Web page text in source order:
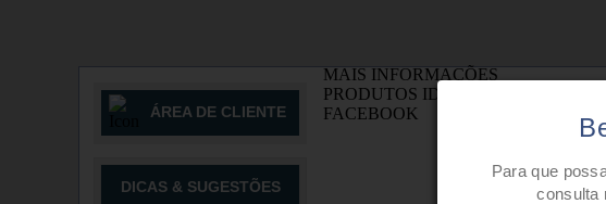
Para que
consulta
ÁREA DE CLIENTE
DICAS & SUGESTÕES
MAIS INFORMAÇÕES
PRODUTOS IDÊNTICOS
FACEBOOK